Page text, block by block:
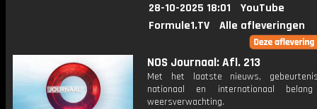
28-10-2025 18:01
YouTube
Formule1.TV
Alle afleveringen
NOS Journaal: Afl. 213
Met het laatste nieuws,
nationaal en internationaal
weersverwachting.